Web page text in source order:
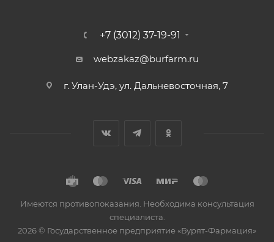
+7 (3012) 37-19-91
webzakaz@burfarm.ru
г. Улан-Удэ, ул. Дальневосточная, 7
Имеются противопоказания. Необходима консультация
специалиста.
2026 © Государственное предприятие «Бурят-Фармация»